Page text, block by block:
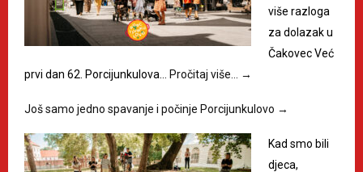
više razloga
za dolazak u
Čakovec Već
prvi dan 62. Porcijunkulova…
Pročitaj više… →
Još samo jedno spavanje i počinje Porcijunkulovo →
Kad smo bili
djeca,